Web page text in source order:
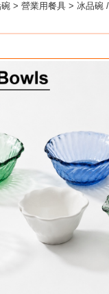
> 營業用餐具 > 冰品碗